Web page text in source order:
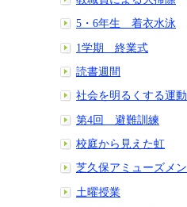
5・6年生 着衣水泳
1学期 終業式
読書週間
社会を明るくする運動
第4回 避難訓練
校庭から見えた虹
芝久保アミューズメ
土曜授業